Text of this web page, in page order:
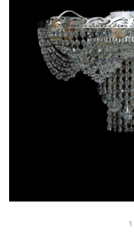
1